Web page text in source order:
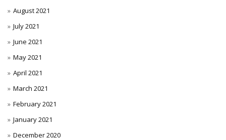
August 2021
July 2021
June 2021
May 2021
April 2021
March 2021
February 2021
January 2021
December 2020